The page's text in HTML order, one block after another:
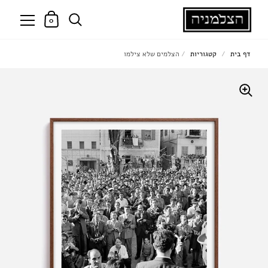
0
דף בית / קטגוריות / הצלמים שלא צילמו